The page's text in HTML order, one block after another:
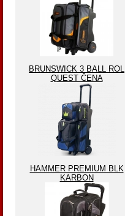
BRUNSWICK 3 BALL ROL
QUEST ČENA
HAMMER PREMIUM BLK
KARBON